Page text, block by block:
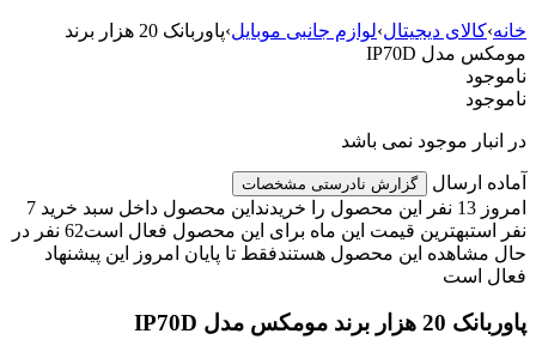
خانه›کالای دیجیتال›لوازم جانبی موبایل›
پاوربانک 20 هزار برند
مومکس مدل IP70D
ناموجود
ناموجود
در انبار موجود نمی باشد
آماده ارسال گزارش نادرستی مشخصات
امروز 13 نفر این محصول را خریدند
این محصول داخل سبد خرید 7
نفر استبهترین قیمت این ماه برای این محصول فعال است
62 نفر در
حال مشاهده این محصول هستندفقط تا پایان امروز این پیشنهاد
فعال است
پاوربانک 20 هزار برند مومکس مدل IP70D